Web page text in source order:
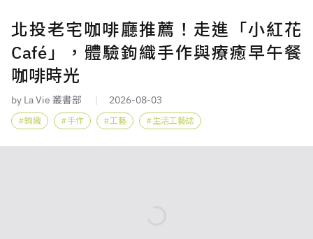
北投老宅咖啡廳推薦！走進「小紅花
Café」，體驗鉤織手作與療癒早午餐
咖啡時光
by La Vie 叢書部 2026-08-03
鉤織 手作 工藝 生活工藝誌